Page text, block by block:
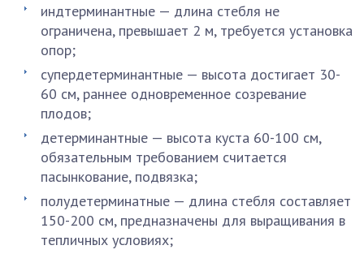
индтерминантные — длина стебля не
ограничена, превышает 2 м, требуется установка
опор;
супердетерминантные — высота достигает 30-
60 см, раннее одновременное созревание
плодов;
детерминантные — высота куста 60-100 см,
обязательным требованием считается
пасынкование, подвязка;
полудетерминатные — длина стебля составляет
150-200 см, предназначены для выращивания в
тепличных условиях;